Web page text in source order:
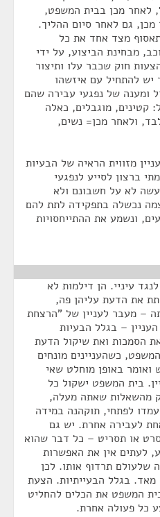
לאחר מכן בבית המשפט,
גם לאחר סיום ההליך.
מצד אחד את כל
מבחינת הביצוע, על ידי
חוק שכבר עלו ותיצור
יש להתחיל עם איזשהו
ומענה של נפגעי עבירה שהם
קטינים, מוגבלים, כאלה
ולאחר מכן= נשים,
מזווית הראיה של הבעיות
ברצון לסייע לנפגעי
לא על חשבונם ולא
נכשלה בתפקידה לתת להם
ונשמע את ההתייחסויות
עיניי. הן דילמות לא
את הדעת עליהן פה,
– מעבר לעניין של "הרצחת
– בגלל הבעיות
הסמכות ואת שיקול הדעת
כשהעניינים מונחים
ואומר באופן מוחלט שאי
בית המשפט ישקול כל
מהשאלות שאתה מעלה,
לפתחי, תוקהנה במידה
לעבירה אחרת. יש גם
או תסריט – כל דבר שהוא
לעתים אין את האפשרות
שלעולם תרדוף אותו. לכן
בגלל הבעייתיות. הצעת
המשפט את הכלים להחליט
כל פעולה אחרת.